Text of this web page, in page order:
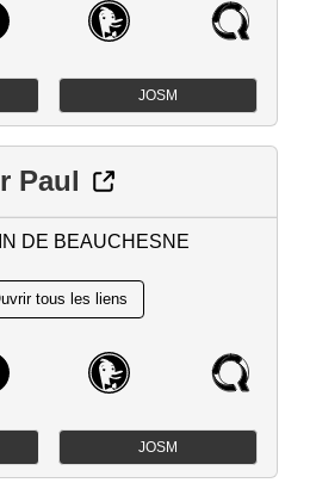
JOSM
Paul
DE BEAUCHESNE
JOSM